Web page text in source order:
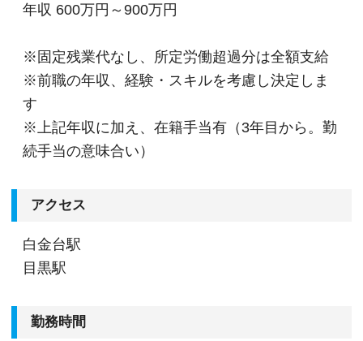
年収 600万円～900万円
※固定残業代なし、所定労働超過分は全額支給
※前職の年収、経験・スキルを考慮し決定しま
す
※上記年収に加え、在籍手当有（3年目から。勤
続手当の意味合い）
アクセス
白金台駅
目黒駅
勤務時間